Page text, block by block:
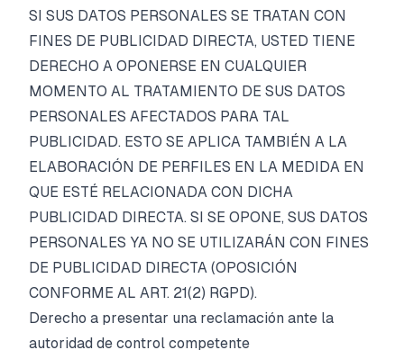
SI SUS DATOS PERSONALES SE TRATAN CON
FINES DE PUBLICIDAD DIRECTA, USTED TIENE
DERECHO A OPONERSE EN CUALQUIER
MOMENTO AL TRATAMIENTO DE SUS DATOS
PERSONALES AFECTADOS PARA TAL
PUBLICIDAD. ESTO SE APLICA TAMBIÉN A LA
ELABORACIÓN DE PERFILES EN LA MEDIDA EN
QUE ESTÉ RELACIONADA CON DICHA
PUBLICIDAD DIRECTA. SI SE OPONE, SUS DATOS
PERSONALES YA NO SE UTILIZARÁN CON FINES
DE PUBLICIDAD DIRECTA (OPOSICIÓN
CONFORME AL ART. 21(2) RGPD).
Derecho a presentar una reclamación ante la
autoridad de control competente